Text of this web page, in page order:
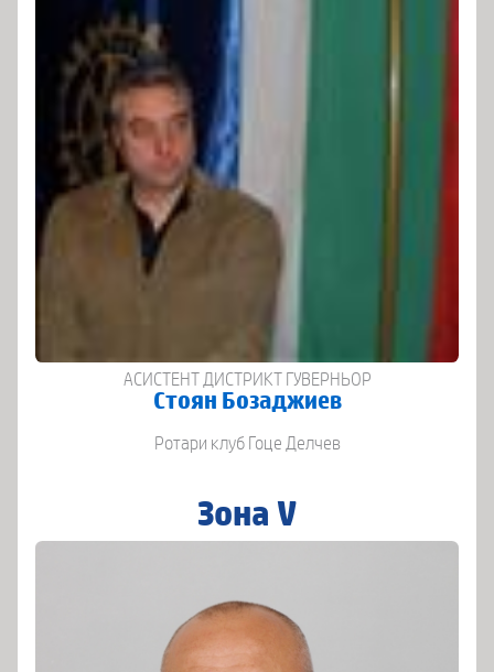
АСИСТЕНТ ДИСТРИКТ ГУВЕРНЬОР
Стоян Бозаджиев
Ротари клуб Гоце Делчев
Зона V